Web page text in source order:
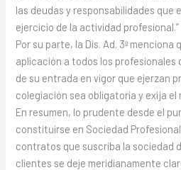
las deudas y responsabilidades que
ejercicio de la actividad profesional.”
Por su parte, la Dis. Ad. 3ª menciona
aplicación a todos los profesionales
de su entrada en vigor que ejerzan
colegiación sea obligatoria y exija
En resumen, lo prudente desde el
constituirse en Sociedad
contratos que suscriba la sociedad
clientes se deje meridianamente